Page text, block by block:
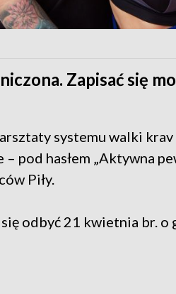
Zapisać się
systemu walki krav
pod hasłem „Aktywna
Piły.
się odbyć 21 kwietnia br.